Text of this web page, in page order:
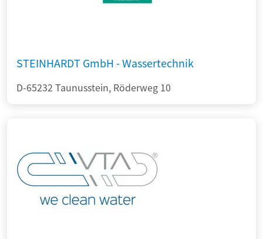
STEINHARDT GmbH - Wassertechnik
D-65232 Taunusstein, Röderweg 10